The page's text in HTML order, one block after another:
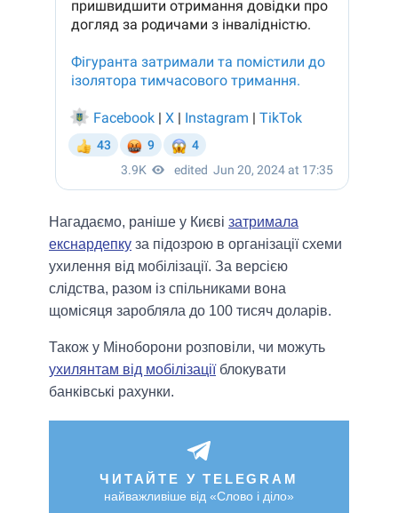
Нагадаємо, раніше у Києві затримала
екснардепку за підозрою в організації схеми
ухилення від мобілізації. За версією
слідства, разом із спільниками вона
щомісяця заробляла до 100 тисяч доларів.
Також у Міноборони розповіли, чи можуть
ухилянтам від мобілізаціїблокувати
банківські рахунки.
ЧИТАЙТЕ У TELEGRAM
найважливіше від «Слово і діло»